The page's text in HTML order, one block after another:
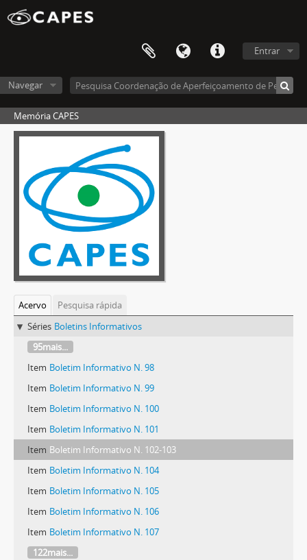
Entrar
Navegar
Memória CAPES
Acervo
Pesquisa rápida
Séries Boletins Informativos
95mais...
Item Boletim Informativo N. 98
Item Boletim Informativo N. 99
Item Boletim Informativo N. 100
Item Boletim Informativo N. 101
Item Boletim Informativo N. 102-103
Item Boletim Informativo N. 104
Item Boletim Informativo N. 105
Item Boletim Informativo N. 106
Item Boletim Informativo N. 107
122mais...